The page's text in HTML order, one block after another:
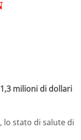
milioni di dollari
lo stato di salute di